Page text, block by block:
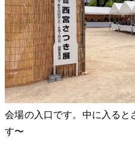
会場の入口です。中に入ると
す〜